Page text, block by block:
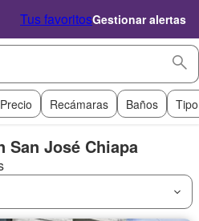
Tus favoritosGestionar alertas
Precio Recámaras Baños
San José Chiapa